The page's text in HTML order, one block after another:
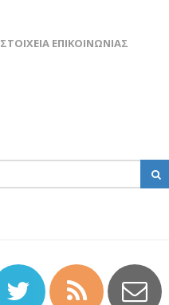
ΣΤΟΙΧΕΊΑ ΕΠΙΚΟΙΝΩΝΊΑΣ